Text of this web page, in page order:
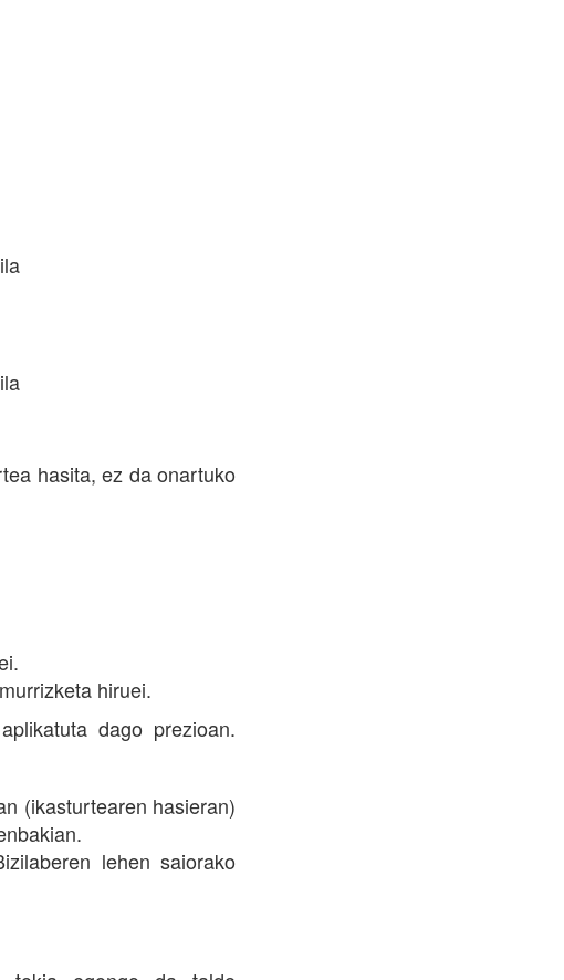
hasita, ez da onartuko
hiruei.
dago prezioan.
(ikasturtearen hasieran)
lehen saiorako